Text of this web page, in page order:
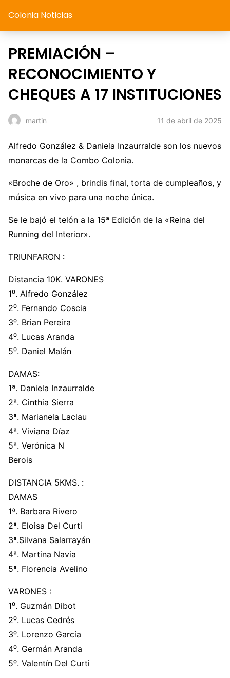
Colonia Noticias
PREMIACIÓN –
RECONOCIMIENTO Y
CHEQUES A 17 INSTITUCIONES
martin 11 de abril de 2025
Alfredo González & Daniela Inzaurralde son los nuevos
monarcas de la Combo Colonia.
«Broche de Oro» , brindis final, torta de cumpleaños, y
música en vivo para una noche única.
Se le bajó el telón a la 15ª Edición de la «Reina del
Running del Interior».
TRIUNFARON :
Distancia 10K. VARONES
1⁰. Alfredo González
2⁰. Fernando Coscia
3⁰. Brian Pereira
4⁰. Lucas Aranda
5⁰. Daniel Malán
DAMAS:
1ª. Daniela Inzaurralde
2ª. Cinthia Sierra
3ª. Marianela Laclau
4ª. Viviana Díaz
5ª. Verónica N
Berois
DISTANCIA 5KMS. :
DAMAS
1ª. Barbara Rivero
2ª. Eloisa Del Curti
3ª.Silvana Salarrayán
4ª. Martina Navia
5ª. Florencia Avelino
VARONES :
1⁰. Guzmán Dibot
2⁰. Lucas Cedrés
3⁰. Lorenzo García
4⁰. Germán Aranda
5⁰. Valentín Del Curti